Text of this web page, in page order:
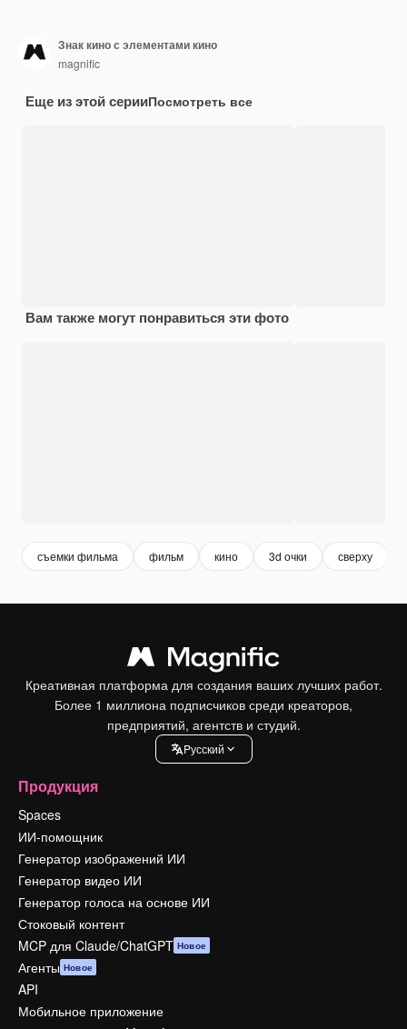
Знак кино с элементами кино
magnific
Еще из этой серииПосмотреть все
Вам также могут понравиться эти фото
съемки фильма фильм кино 3d очки сверху
Креативная платформа для создания ваших лучших работ.
Более 1 миллиона подписчиков среди креаторов,
предприятий, агентств и студий.
Pусский
Продукция
Spaces
ИИ-помощник
Генератор изображений ИИ
Генератор видео ИИ
Генератор голоса на основе ИИ
Стоковый контент
MCP для Claude/ChatGPT Новое
Агенты Новое
API
Мобильное приложение